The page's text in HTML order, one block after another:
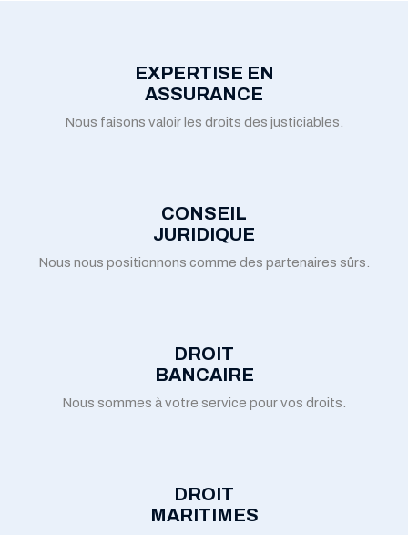
EXPERTISE EN
ASSURANCE
Nous faisons valoir les droits des justiciables.
CONSEIL
JURIDIQUE
Nous nous positionnons comme des partenaires sûrs.
DROIT
BANCAIRE
Nous sommes à votre service pour vos droits.
DROIT
MARITIMES